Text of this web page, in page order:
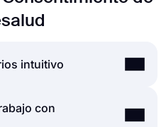
intuitivo
con facilidad,
con